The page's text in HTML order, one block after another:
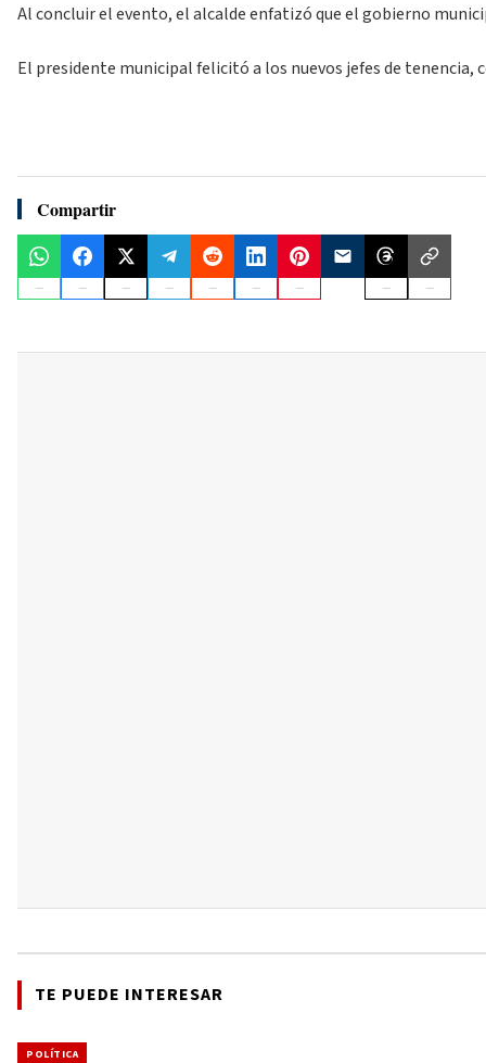
Al concluir el evento, el alcalde enfatizó que el gobierno
El presidente municipal felicitó a los nuevos jefes de tenencia,
Compartir
TE PUEDE INTERESAR
POLÍTICA